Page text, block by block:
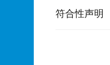
符合性声明